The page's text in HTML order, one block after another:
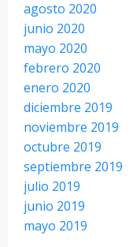
agosto 2020
junio 2020
mayo 2020
febrero 2020
enero 2020
diciembre 2019
noviembre 2019
octubre 2019
septiembre 2019
julio 2019
junio 2019
mayo 2019